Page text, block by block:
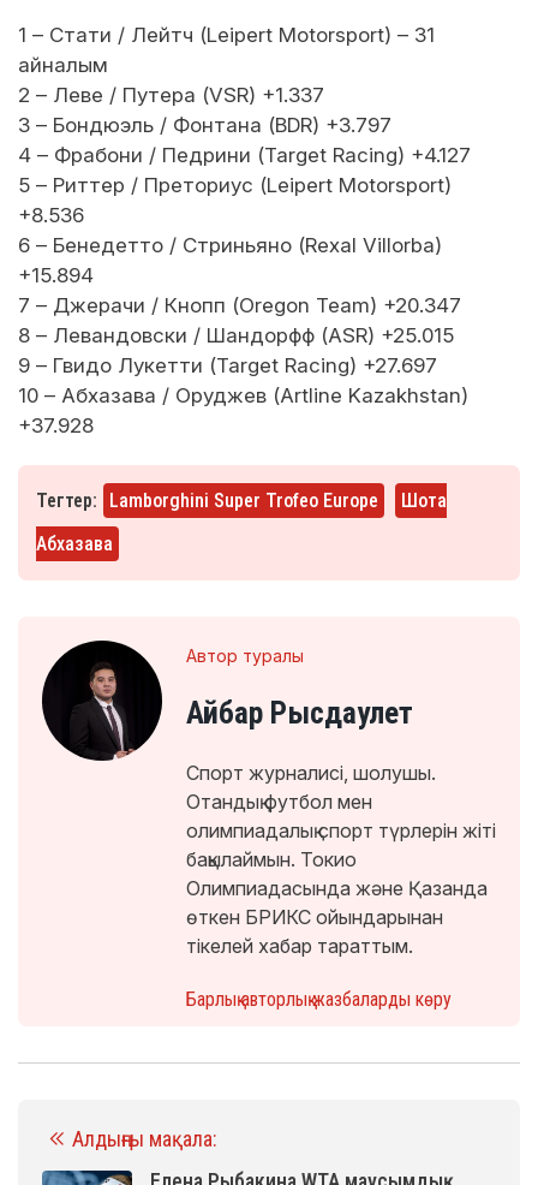
1 – Стати / Лейтч (Leipert Motorsport) – 31
айналым
2 – Леве / Путера (VSR) +1.337
3 – Бондюэль / Фонтана (BDR) +3.797
4 – Фрабони / Педрини (Target Racing) +4.127
5 – Риттер / Преториус (Leipert Motorsport)
+8.536
6 – Бенедетто / Стриньяно (Rexal Villorba)
+15.894
7 – Джерачи / Кнопп (Oregon Team) +20.347
8 – Левандовски / Шандорфф (ASR) +25.015
9 – Гвидо Лукетти (Target Racing) +27.697
10 – Абхазава / Оруджев (Artline Kazakhstan)
+37.928
Тегтер: Lamborghini Super Trofeo Europe
Шота
Абхазава
Автор туралы
Айбар Рысдаулет
Спорт журналисі, шолушы.
Отандық футбол мен
олимпиадалық спорт түрлерін жіті
бақылаймын. Токио
Олимпиадасында және Қазанда
өткен БРИКС ойындарынан
тікелей хабар тараттым.
Барлық авторлық жазбаларды көру
Алдыңғы мақала: